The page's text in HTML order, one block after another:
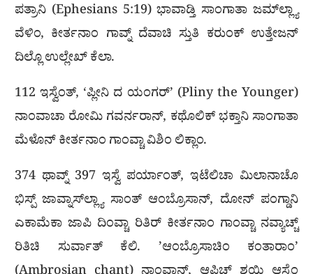
ಪತ್ರಾನಿ (Ephesians 5:19) ಭಾವಾಡ್ತಿ ಸಾಂಗಾತಾ ಜಮ್‌ಲ್ಲ್ಯಾ
ವೆಳಿಂ, ಕೀರ್ತನಾಂ ಗಾವ್ನ್ ದೆವಾಚಿ ಸ್ತುತಿ ಕರುಂಕ್ ಉತ್ತೇಜನ್
ದಿಲ್ಲೊ ಉಲ್ಲೇಖ್ ಕೆಲಾ.
112 ಇಸ್ವೆಂತ್, ‘ಪ್ಲೀನಿ ದ ಯಂಗರ್’ (Pliny the Younger)
ನಾಂವಾಚಾ ರೋಮಿ ಗವರ್ನರಾನ್, ಕಥೊಲಿಕ್ ಭಕ್ತಾನಿ ಸಾಂಗಾತಾ
ಮೆಳೊನ್ ಕೀರ್ತನಾಂ ಗಾಂವ್ಚಾ ವಿಶಿಂ ಲಿಕ್ಲಾಂ.
374 ಥಾವ್ನ್ 397 ಇಸ್ವೆ ಪರ್ಯಾಂತ್, ಇಟೆಲಿಚಾ ಮಿಲಾನಾಚೊ
ಭಿಸ್ಪ್ ಜಾವ್ನಾಸ್‌ಲ್ಲ್ಯಾ ಸಾಂತ್ ಆಂಬ್ರೊಸಾನ್, ದೋನ್ ಪಂಗ್ಡಾನಿ
ಎಕಾಮೆಕಾ ಜಾಪಿ ದಿಂವ್ಚಾ ರಿತಿರ್ ಕೀರ್ತನಾಂ ಗಾಂವ್ಚಾ ನವ್ಯಾಚ್ಚ್
ರಿತಿಚಿ ಸುರ್ವಾತ್ ಕೆಲಿ. ’ಆಂಬ್ರೊಸಾಚಿಂ ಕಂತಾರಾಂ’